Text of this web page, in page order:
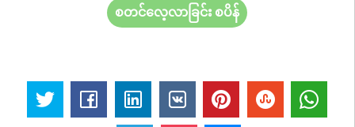
စတင်လေ့လာခြင်း စပိန်